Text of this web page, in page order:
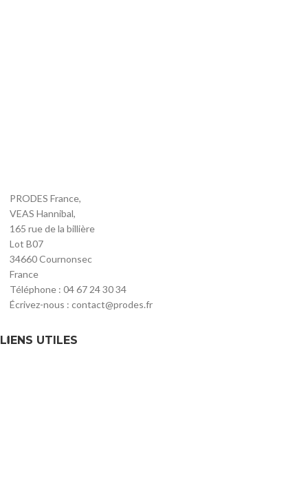
PRODES France,
VEAS Hannibal,
165 rue de la billière
Lot B07
34660 Cournonsec
France
Téléphone : 04 67 24 30 34
Écrivez-nous : contact@prodes.fr
LIENS UTILES